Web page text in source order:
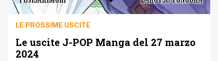
LE PROSSIME USCITE
Le uscite J-POP Manga del 27 marzo
2024